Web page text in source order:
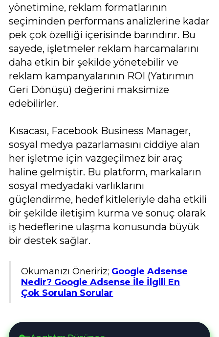
yönetimine, reklam formatlarının
seçiminden performans analizlerine kadar
pek çok özelliği içerisinde barındırır. Bu
sayede, işletmeler reklam harcamalarını
daha etkin bir şekilde yönetebilir ve
reklam kampanyalarının ROI (Yatırımın
Geri Dönüşü) değerini maksimize
edebilirler.
Kısacası, Facebook Business Manager,
sosyal medya pazarlamasını ciddiye alan
her işletme için vazgeçilmez bir araç
haline gelmiştir. Bu platform, markaların
sosyal medyadaki varlıklarını
güçlendirme, hedef kitleleriyle daha etkili
bir şekilde iletişim kurma ve sonuç olarak
iş hedeflerine ulaşma konusunda büyük
bir destek sağlar.
Okumanızı Öneririz; Google Adsense
Nedir? Google Adsense İle İlgili En
Çok Sorulan Sorular